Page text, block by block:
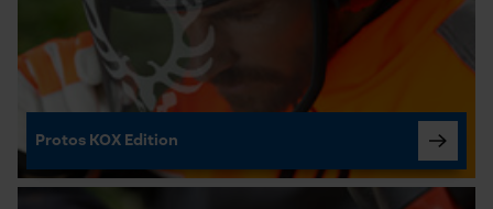
Protos KOX Edition